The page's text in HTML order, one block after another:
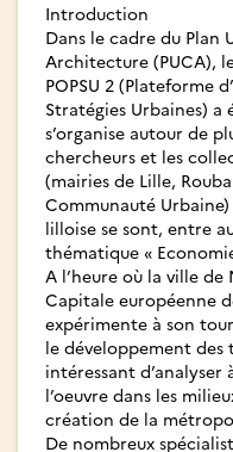
Introduction
Dans le cadre du Plan
Architecture (PUCA),
POPSU 2 (Plateforme
Stratégies Urbaines) a
s’organise autour de
chercheurs et les
(mairies de Lille,
Communauté
lilloise se sont, entre
thématique «
A l’heure où la ville
Capitale européenne
expérimente à son
le développement
intéressant d’analyser
l’oeuvre dans les
création de la
De nombreux